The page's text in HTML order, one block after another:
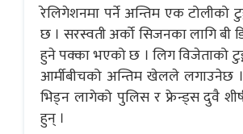
रेलिगेशनमा पर्ने अन्तिम एक टोलीको
छ । सरस्वती अर्को सिजनका लागि बी
हुने पक्का भएको छ । लिग विजेताको
आर्मीबीचको अन्तिम खेलले लगाउनेछ
भिड्न लागेको पुलिस र फ्रेन्ड्स दुवै
हुन् ।